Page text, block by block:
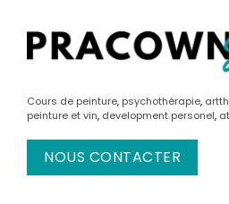
Cours de peinture, psychothérapie,
peinture et vin, development personel,
NOUS CONTACTER